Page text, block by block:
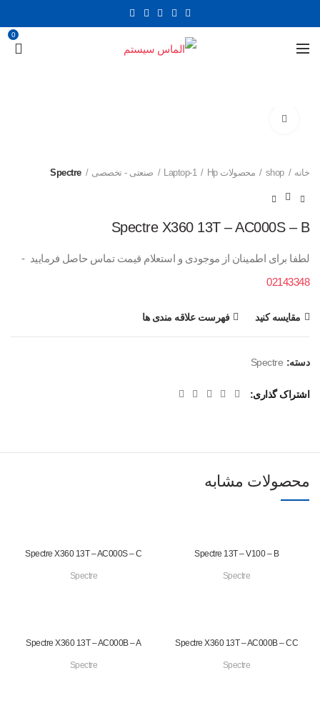
0
خانه shop محصولات Hp 1-Laptop صنعتی - تخصصی Spectre
Spectre X360 13T – AC000S – B
لطفا برای اطمینان از موجودی و استعلام قیمت تماس حاصل فرمایید -
02143348
مقایسه کنید فهرست علاقه مندی ها
دسته: Spectre
اشتراک گذاری
محصولات مشابه
Spectre 13T – V100 – B
Spectre
Spectre X360 13T – AC000S – C
Spectre
Spectre X360 13T – AC000B – CC
Spectre
Spectre X360 13T – AC000B – A
Spectre